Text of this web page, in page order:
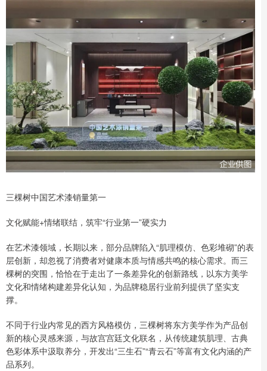
三棵树中国艺术漆销量第一
文化赋能+情绪联结，筑牢“行业第一”硬实力
在艺术漆领域，长期以来，部分品牌陷入“肌理模仿、色彩堆砌”的表
层创新，却忽视了消费者对健康本质与情感共鸣的核心需求。而三
棵树的突围，恰恰在于走出了一条差异化的创新路线，以东方美学
文化和情绪构建差异化认知，为品牌稳居行业前列提供了坚实支
撑。
不同于行业内常见的西方风格模仿，三棵树将东方美学作为产品创
新的核心灵感来源，与故宫宫廷文化联名，从传统建筑肌理、古典
色彩体系中汲取养分，开发出“三生石”“青云石”等富有文化内涵的产
品系列。